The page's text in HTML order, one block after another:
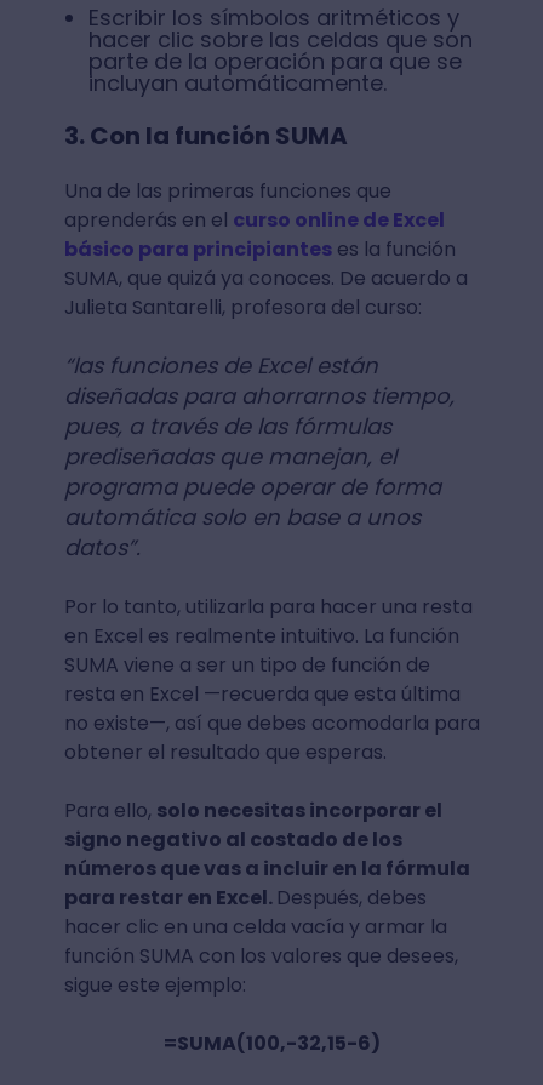
Escribir los símbolos aritméticos y
hacer clic sobre las celdas que son
parte de la operación para que se
incluyan automáticamente.
3. Con la función SUMA
Una de las primeras funciones que
aprenderás en el curso online de Excel
básico para principianteses la función
SUMA, que quizá ya conoces. De acuerdo a
Julieta Santarelli, profesora del curso:
“las funciones de Excel están
diseñadas para ahorrarnos tiempo,
pues, a través de las fórmulas
prediseñadas que manejan, el
programa puede operar de forma
automática solo en base a unos
datos”.
Por lo tanto, utilizarla para hacer una resta
en Excel es realmente intuitivo. La función
SUMA viene a ser un tipo de función de
resta en Excel —recuerda que esta última
no existe—, así que debes acomodarla para
obtener el resultado que esperas.
Para ello, solo necesitas incorporar el
signo negativo al costado de los
números que vas a incluir en la fórmula
para restar en Excel. Después, debes
hacer clic en una celda vacía y armar la
función SUMA con los valores que desees,
sigue este ejemplo:
=SUMA(100,-32,15-6)